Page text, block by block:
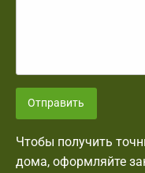
Отправить
Чтобы получить
дома, оформляйте